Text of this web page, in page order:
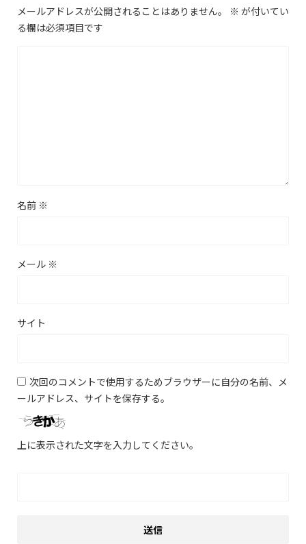
メールアドレスが公開されることはありません。 ※ が付いてい
る欄は必須項目です
名前 ※
メール ※
サイト
次回のコメントで使用するためブラウザーに自分の名前、メ
ールアドレス、サイトを保存する。
上に表示された文字を入力してください。